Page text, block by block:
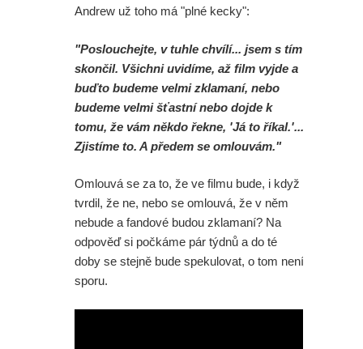
Andrew už toho má "plné kecky":
"Poslouchejte, v tuhle chvílí... jsem s tím
skončil. Všichni uvidíme, až film vyjde a
buďto budeme velmi zklamaní, nebo
budeme velmi šťastní nebo dojde k
tomu, že vám někdo řekne, 'Já to říkal.'...
Zjistíme to. A předem se omlouvám."
Omlouvá se za to, že ve filmu bude, i když
tvrdil, že ne, nebo se omlouvá, že v něm
nebude a fandové budou zklamaní? Na
odpověď si počkáme pár týdnů a do té
doby se stejně bude spekulovat, o tom není
sporu.